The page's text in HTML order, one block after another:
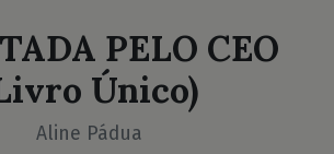
PELO CEO
Único)
Aline Pádua